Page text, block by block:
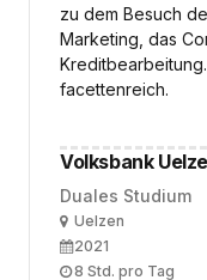
zu dem Besuch
Marketing, das
facettenreich.
Volksbank
Duales Studium
OrtUelzen
2021
Arbeitszeit
8 Std. pro Tag